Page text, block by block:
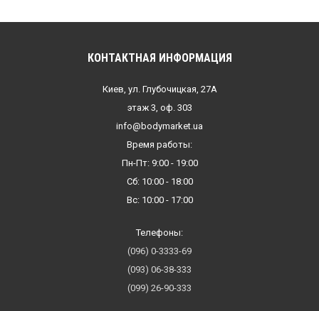
КОНТАКТНАЯ ИНФОРМАЦИЯ
Киев, ул. Глубочицкая, 27А
этаж 3, оф. 303
info@bodymarket.ua
Время работы:
Пн-Пт: 9:00 - 19:00
Сб: 10:00 - 18:00
Вс: 10:00 - 17:00
Телефоны:
(096) 0-3333-69
(093) 06-38-333
(099) 26-90-333